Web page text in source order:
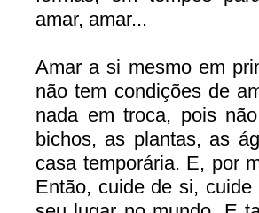
amar, amar...
Amar a si mesmo em
não tem condições de
nada em troca, pois
bichos, as plantas, as
casa temporária. E, por
Então, cuide de si,